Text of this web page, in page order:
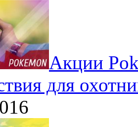
Акции
для